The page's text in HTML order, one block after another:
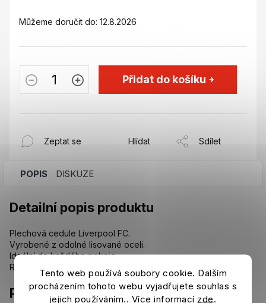
Tento web používá soubory cookie. Dalším
procházením tohoto webu vyjadřujete souhlas s
jejich používáním.. Více informací zde.
Můžeme doručit do: 12.8.2026
Přidat do košíku
Zeptat se Hlídat Sdílet
POPIS DISKUZE
Detailní popis produktu
Plechová cedule Liverpool FC.
Vyrobené z odolné lisované oceli.
Ideální do každého pokoje.
Rozměr: 40 x 18 cm.
Parametry